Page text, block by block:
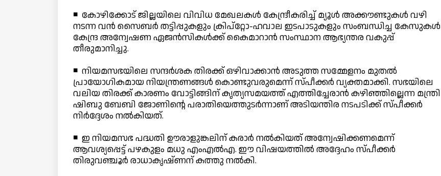
◾ കോഴിക്കോട് ജില്ലയിലെ വിവിധ മേഖലകള്‍ കേന്ദ്രീകരിച്ച് മ്യൂള്‍ അക്കൗണ്ടുകള്‍ വഴി
നടന്ന വന്‍ സൈബര്‍ തട്ടിപ്പുകളും ക്രിപ്റ്റോ-ഹവാല ഇടപാടുകളും സംബന്ധിച്ച കേസുകള്‍
കേന്ദ്ര അന്വേഷണ ഏജന്‍സികള്‍ക്ക് കൈമാറാന്‍ സംസ്ഥാന ആഭ്യന്തര വകുപ്പ്
തീരുമാനിച്ചു.
◾ നിയമസഭയിലെ സന്ദര്‍ശക തിരക്ക് ഒഴിവാക്കാന്‍ അടുത്ത സമ്മേളനം മുതല്‍
പ്രായോഗികമായ നിയന്ത്രണങ്ങള്‍ കൊണ്ടുവരുമെന്ന് സ്പീക്കര്‍ വ്യക്തമാക്കി. സഭയിലെ
വലിയ തിരക്ക് കാരണം വോട്ടിങ്ങിന് കൃത്യസമയത്ത് എത്തിച്ചേരാന്‍ കഴിഞ്ഞില്ലെന്ന മന്ത്രി
ഷിബു ബേബി ജോണിന്റെ പരാതിയെത്തുടര്‍ന്നാണ് അടിയന്തിര നടപടിക്ക് സ്പീക്കര്‍
നിര്‍ദ്ദേശം നല്‍കിയത്.
◾ ഇ നിയമസഭ പദ്ധതി ഊരാളുങ്കലിന് കരാര്‍ നല്‍കിയത് അന്വേഷിക്കണമെന്ന്
ആവശ്യപ്പെട്ട് പഴകുളം മധു എംഎല്‍എ. ഈ വിഷയത്തില്‍ അദ്ദേഹം സ്പീക്കര്‍
തിരുവഞ്ചൂര്‍ രാധാകൃഷ്ണന് കത്തു നല്‍കി.